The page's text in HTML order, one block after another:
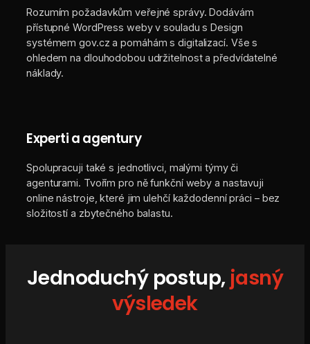
Rozumím požadavkům veřejné správy. Dodávám
přístupné WordPress weby v souladu s Design
systémem gov.cz a pomáhám s digitalizací. Vše s
ohledem na dlouhodobou udržitelnost a předvídatelné
náklady.
Experti a agentury
Spolupracuji také s jednotlivci, malými týmy či
agenturami. Tvořím pro ně funkční weby a nastavuji
online nástroje, které jim ulehčí každodenní práci – bez
složitostí a zbytečného balastu.
Jednoduchý postup, jasný
výsledek